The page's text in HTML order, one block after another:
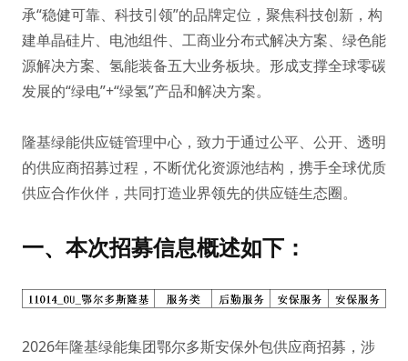
承“稳健可靠、科技引领”的品牌定位，聚焦科技创新，构
建单晶硅片、电池组件、工商业分布式解决方案、绿色能
源解决方案、氢能装备五大业务板块。形成支撑全球零碳
发展的“绿电”+“绿氢”产品和解决方案。
隆基绿能供应链管理中心，致力于通过公平、公开、透明
的供应商招募过程，不断优化资源池结构，携手全球优质
供应合作伙伴，共同打造业界领先的供应链生态圈。
一、 本次招募信息概述如下：
2026年隆基绿能集团鄂尔多斯安保外包供应商招募，涉